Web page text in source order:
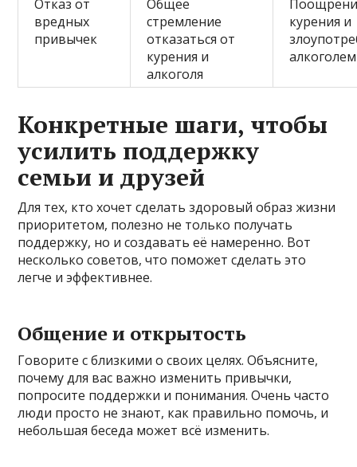
Отказ от
вредных
привычек
Общее
стремление
отказаться от
курения и
алкоголя
курения и
алкоголем
Конкретные шаги, чтобы
усилить поддержку
семьи и друзей
Для тех, кто хочет сделать здоровый образ жизни
приоритетом, полезно не только получать
поддержку, но и создавать её намеренно. Вот
несколько советов, что поможет сделать это
легче и эффективнее.
Общение и открытость
Говорите с близкими о своих целях. Объясните,
почему для вас важно изменить привычки,
попросите поддержки и понимания. Очень часто
люди просто не знают, как правильно помочь, и
небольшая беседа может всё изменить.